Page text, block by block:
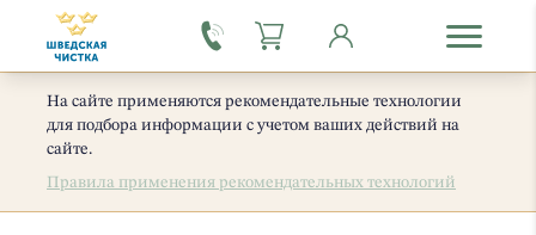
На сайте применяются рекомендательные технологии
для подбора информации с учетом ваших действий на
сайте.
Правила применения рекомендательных технологий